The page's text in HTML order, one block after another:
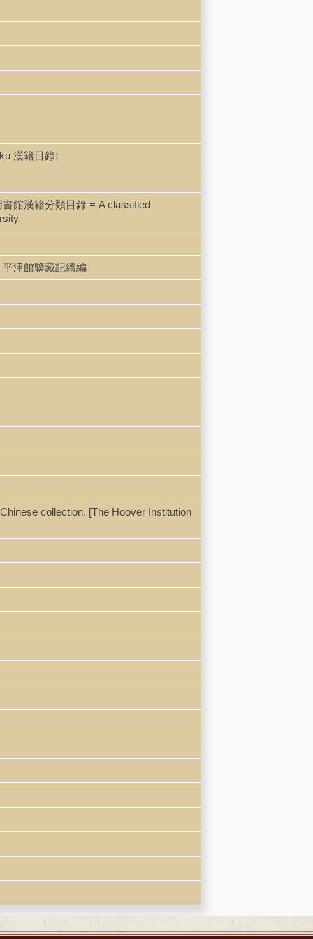
漢籍目錄]
館漢籍分類目錄 = A classified
平津館鑒藏記續編
collection. [The Hoover Institution